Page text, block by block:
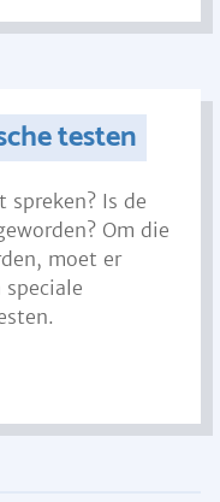
testen
spreken? Is de
Om die
moet er